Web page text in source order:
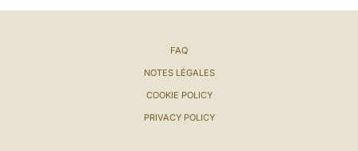
FAQ
NOTES LÉGALES
COOKIE POLICY
PRIVACY POLICY